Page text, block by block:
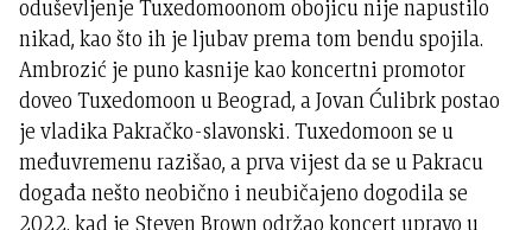
oduševljenje Tuxedomoonom obojicu nije napustilo
nikad, kao što ih je ljubav prema tom bendu spojila.
Ambrozić je puno kasnije kao koncertni promotor
doveo Tuxedomoon u Beograd, a Jovan Ćulibrk postao
je vladika Pakračko-slavonski. Tuxedomoon se u
međuvremenu razišao, a prva vijest da se u Pakracu
događa nešto neobično i neubičajeno dogodila se
2022. kad je Steven Brown održao koncert upravo u